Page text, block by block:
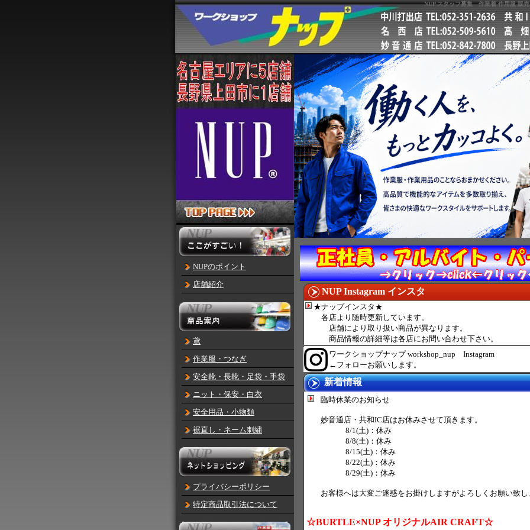
NUP スタッフ募集 作業着 作用服 販売 名古屋 ワーク
NUPのポイント
店舗紹介
鳶
作業服・つなぎ
安全靴・長靴・足袋・手袋
ニット・保安・白衣
安全用品・小物類
裾直し・ネーム刺繍
プライバシーポリシー
特定商品取引法について
NUP Instagram インスタ
★ナップインスタ★
各店より随時更新しています。
店舗により取り扱い商品が異なります。
商品情報の詳細等は各店にお問い合わせ下さい。
ワークショップナップ workshop_nup Instagram
←フォローお願いします。
新着情報
臨時休業のお知らせ
妙音通店・共和IC店はお休みさせて頂きます。
8/1(土)：休み
8/8(土)：休み
8/15(土)：休み
8/22(土)：休み
8/29(土)：休み
お客様へは大変ご迷惑をお掛けしますがよろしくお願い致し
☆BURTLE×NUP オリジナルAIR CRAFT☆